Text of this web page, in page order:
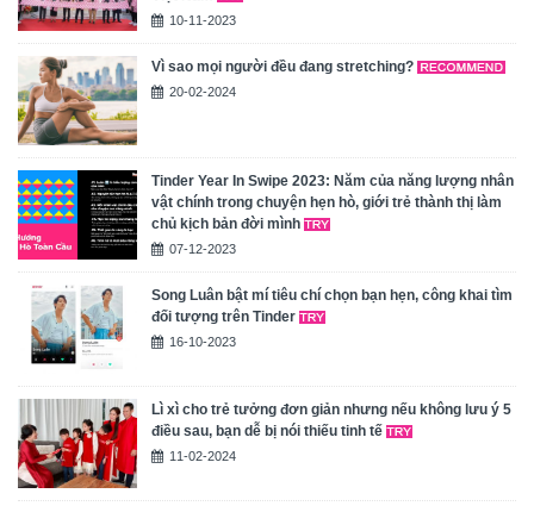
10-11-2023
Vì sao mọi người đều đang stretching?
20-02-2024
Tinder Year In Swipe 2023: Năm của năng lượng nhân
vật chính trong chuyện hẹn hò, giới trẻ thành thị làm
chủ kịch bản đời mình
07-12-2023
Song Luân bật mí tiêu chí chọn bạn hẹn, công khai tìm
đối tượng trên Tinder
16-10-2023
Lì xì cho trẻ tưởng đơn giản nhưng nếu không lưu ý 5
điều sau, bạn dễ bị nói thiếu tinh tế
11-02-2024